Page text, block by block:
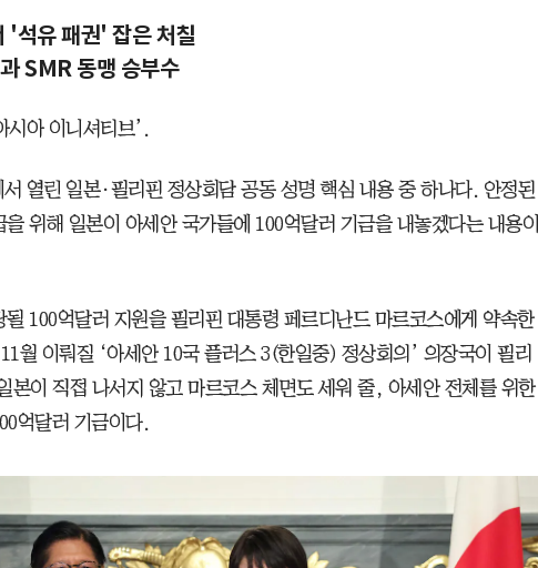
'석유 패권' 잡은 처칠
SMR 동맹 승부수
시아 이니셔티브’.
열린 일본·필리핀 정상회담 공동 성명 핵심 내용 중 하나다. 안정된
위해 일본이 아세안 국가들에 100억달러 기금을 내놓겠다는 내용이
100억달러 지원을 필리핀 대통령 페르디난드 마르코스에게 약속한
월 이뤄질 ‘아세안 10국 플러스 3(한일중) 정상회의’ 의장국이 필리
본이 직접 나서지 않고 마르코스 체면도 세워 줄, 아세안 전체를 위한
억달러 기금이다.